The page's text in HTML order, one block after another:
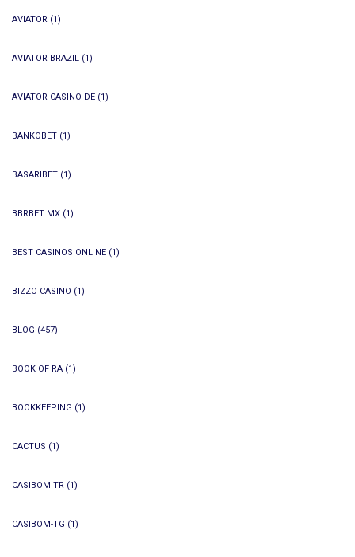
AVIATOR (1)
AVIATOR BRAZIL (1)
AVIATOR CASINO DE (1)
BANKOBET (1)
BASARIBET (1)
BBRBET MX (1)
BEST CASINOS ONLINE (1)
BIZZO CASINO (1)
BLOG (457)
BOOK OF RA (1)
BOOKKEEPING (1)
CACTUS (1)
CASIBOM TR (1)
CASIBOM-TG (1)